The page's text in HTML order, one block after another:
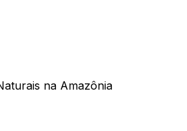
na Amazônia